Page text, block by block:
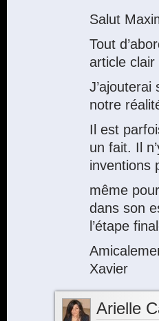
Salut
Tout
article clair
notre
Il est
un fait. Il
inventions
même
dans son
l’étape
Xavier
Arielle